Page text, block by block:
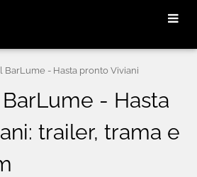
BarLume - Hasta pronto Viviani
- Hasta
trailer, trama e